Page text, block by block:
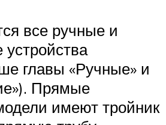
все ручные и
устройства
главы «Ручные» и
Прямые
имеют тройник